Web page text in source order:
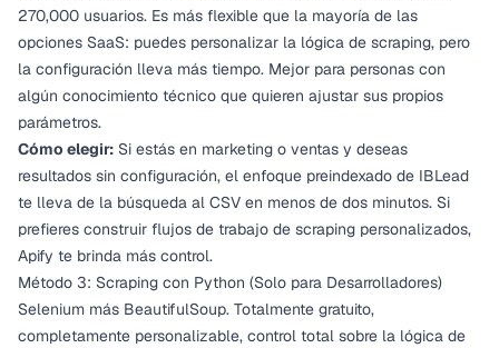
270,000 usuarios. Es más flexible que la mayoría de las
opciones SaaS: puedes personalizar la lógica de scraping, pero
la configuración lleva más tiempo. Mejor para personas con
algún conocimiento técnico que quieren ajustar sus propios
parámetros.
Cómo elegir: Si estás en marketing o ventas y deseas
resultados sin configuración, el enfoque preindexado de IBLead
te lleva de la búsqueda al CSV en menos de dos minutos. Si
prefieres construir flujos de trabajo de scraping personalizados,
Apify te brinda más control.
Método 3: Scraping con Python (Solo para Desarrolladores)
Selenium más BeautifulSoup. Totalmente gratuito,
completamente personalizable, control total sobre la lógica de